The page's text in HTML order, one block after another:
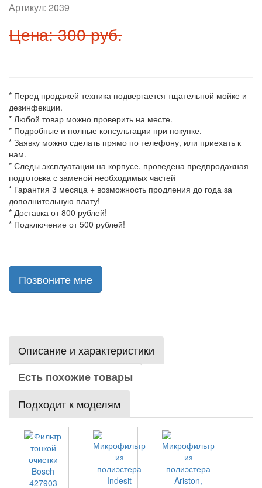
Артикул: 2039
Цена: 300 руб.
* Перед продажей техника подвергается тщательной мойке и
дезинфекции.
* Любой товар можно проверить на месте.
* Подробные и полные консультации при покупке.
* Заявку можно сделать прямо по телефону, или приехать к
нам.
* Следы эксплуатации на корпусе, проведена предпродажная
подготовка с заменой необходимых частей
* Гарантия 3 месяца + возможность продления до года за
дополнительную плату!
* Доставка от 800 рублей!
* Подключение от 500 рублей!
Позвоните мне
Описание и характеристики
Есть похожие товары
Подходит к моделям